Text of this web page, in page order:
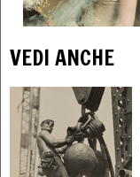
VEDI ANCHE